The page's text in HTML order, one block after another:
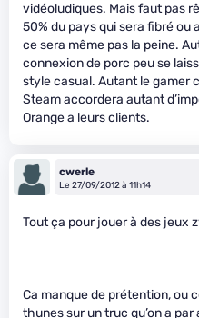
vidéoludiques. Mais faut pas
50% du pays qui sera fibré ou
ce sera même pas la peine.
connexion de porc peu se
style casual. Autant le gamer
Steam accordera autant
Orange a leurs clients.
cwerle
Le 27/09/2012 à 11h14
Tout ça pour jouer à des jeux
Ca manque de prétention, ou
thunes sur un truc qu’on a par